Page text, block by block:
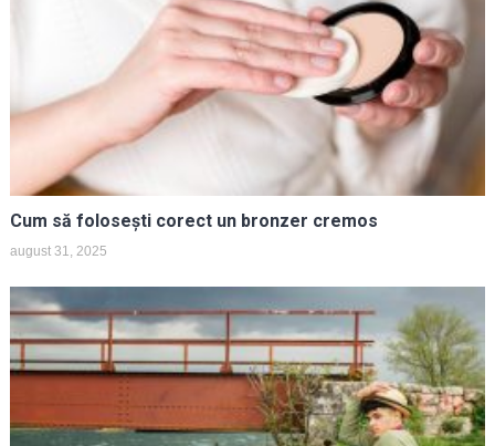
Cum să folosești corect un bronzer cremos
august 31, 2025